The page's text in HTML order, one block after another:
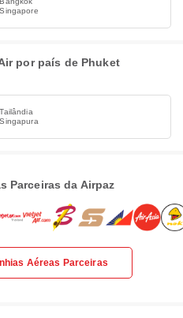
por país de Phuket
Parceiras da Airpaz
Aéreas Parceiras